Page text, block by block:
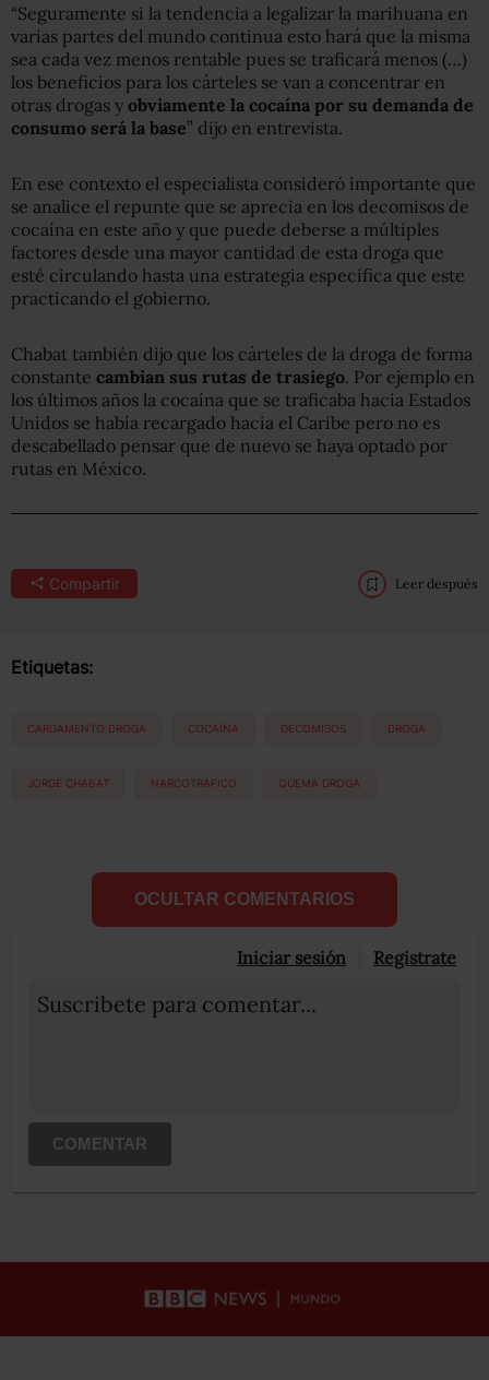
“Seguramente si la tendencia a legalizar la marihuana en
varias partes del mundo continua esto hará que la misma
sea cada vez menos rentable pues se traficará menos (…)
los beneficios para los cárteles se van a concentrar en
otras drogas y obviamente la cocaína por su demanda de
consumo será la base” dijo en entrevista.
En ese contexto el especialista consideró importante que
se analice el repunte que se aprecia en los decomisos de
cocaína en este año y que puede deberse a múltiples
factores desde una mayor cantidad de esta droga que
esté circulando hasta una estrategia específica que este
practicando el gobierno.
Chabat también dijo que los cárteles de la droga de forma
constante cambian sus rutas de trasiego. Por ejemplo en
los últimos años la cocaína que se traficaba hacia Estados
Unidos se había recargado hacia el Caribe pero no es
descabellado pensar que de nuevo se haya optado por
rutas en México.
Compartir Leer después
Etiquetas:
CARGAMENTO DROGA COCAÍNA DECOMISOS DROGA
JORGE CHABAT NARCOTRÁFICO QUEMA DROGA
OCULTAR COMENTARIOS
Iniciar sesión Registrate
Suscribete para comentar...
COMENTAR